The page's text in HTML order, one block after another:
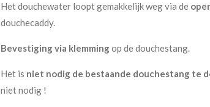
Het douchewater loopt gemakkelijk weg via de
douchecaddy.
Bevestiging via klemmingop de douchestang.
Het is niet nodig de bestaande douchestang te
niet nodig !